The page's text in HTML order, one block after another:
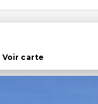
Voir carte